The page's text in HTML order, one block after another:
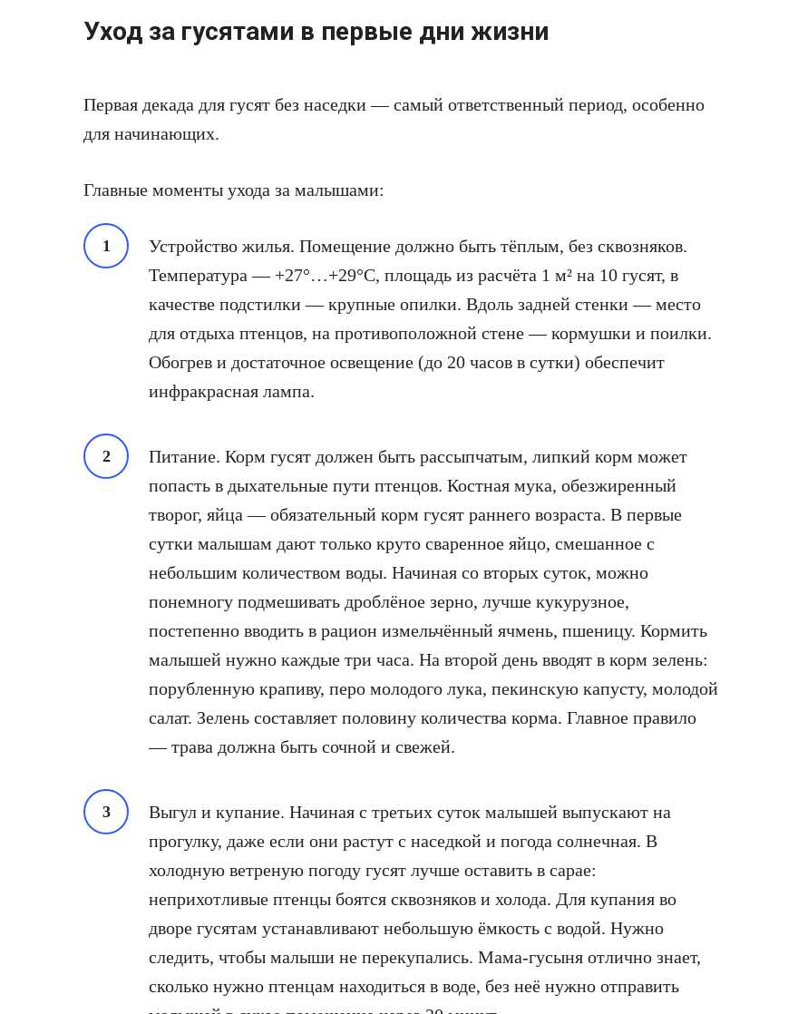
Уход за гусятами в первые дни жизни
Первая декада для гусят без наседки — самый ответственный период, особенно
для начинающих.
Главные моменты ухода за малышами:
Устройство жилья. Помещение должно быть тёплым, без сквозняков.
Температура — +27°…+29°С, площадь из расчёта 1 м² на 10 гусят, в
качестве подстилки — крупные опилки. Вдоль задней стенки — место
для отдыха птенцов, на противоположной стене — кормушки и поилки.
Обогрев и достаточное освещение (до 20 часов в сутки) обеспечит
инфракрасная лампа.
Питание. Корм гусят должен быть рассыпчатым, липкий корм может
попасть в дыхательные пути птенцов. Костная мука, обезжиренный
творог, яйца — обязательный корм гусят раннего возраста. В первые
сутки малышам дают только круто сваренное яйцо, смешанное с
небольшим количеством воды. Начиная со вторых суток, можно
понемногу подмешивать дроблёное зерно, лучше кукурузное,
постепенно вводить в рацион измельчённый ячмень, пшеницу. Кормить
малышей нужно каждые три часа. На второй день вводят в корм зелень:
порубленную крапиву, перо молодого лука, пекинскую капусту, молодой
салат. Зелень составляет половину количества корма. Главное правило
— трава должна быть сочной и свежей.
Выгул и купание. Начиная с третьих суток малышей выпускают на
прогулку, даже если они растут с наседкой и погода солнечная. В
холодную ветреную погоду гусят лучше оставить в сарае:
неприхотливые птенцы боятся сквозняков и холода. Для купания во
дворе гусятам устанавливают небольшую ёмкость с водой. Нужно
следить, чтобы малыши не перекупались. Мама-гусыня отлично знает,
сколько нужно птенцам находиться в воде, без неё нужно отправить